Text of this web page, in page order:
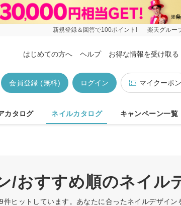
新規登録＆回答で100ポイント! 楽天グルー
はじめての方へ ヘルプ お得な情報を受け取る
マイクーポン
ログイン
会員登録 (無料)
カタログ ネイルカタログ キャンペーン一覧
/おすすめ順のネイル
ヒットしています。あなたに合ったネイルデザイン